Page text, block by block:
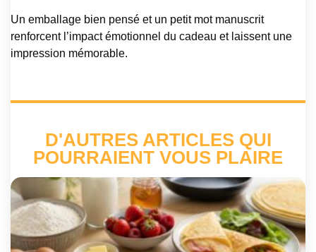
Un emballage bien pensé et un petit mot manuscrit
renforcent l’impact émotionnel du cadeau et laissent une
impression mémorable.
D'AUTRES ARTICLES QUI
POURRAIENT VOUS PLAIRE